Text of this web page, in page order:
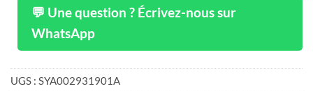
💬 Une question ? Écrivez-nous sur
WhatsApp
UGS : SYA002931901A